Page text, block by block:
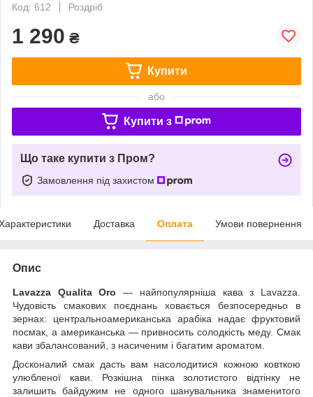
Код: 612
Роздріб
1 290 ₴
Купити
або
Купити з
Що таке купити з Пром?
Замовлення під захистом
Доставка Оплата Умови повернення
Опис
Lavazza Qualita Oro— найпопулярніша кава з Lavazza.
Чудовість смакових поєднань ховається безпосередньо в
зернах: центральноамериканська арабіка надає фруктовий
посмак, а американська — привносить солодкість меду. Смак
кави збалансований, з насиченим і багатим ароматом.
Досконалий смак дасть вам насолодитися кожною ковткою
улюбленої кави. Розкішна пінка золотистого відтінку не
залишить байдужим не одного шанувальника знаменитого